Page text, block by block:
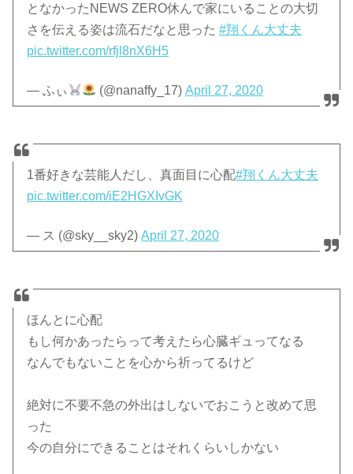
となかったNEWS ZERO休んで家にいることの大切
さを伝える姿は流石だなと思った#翔くん大丈夫
pic.twitter.com/rfjl8nX6H5
— ふぃ (@nanaffy_17) April 27, 2020
1番好きな芸能人だし、真面目に心配#翔くん大丈夫
pic.twitter.com/iE2HGXIvGK
— ス (@sky__sky2)April 27, 2020
ほんとに心配
もし何かあったらって考えたら心臓ギュってなる
なんでもないことを心から祈ってるけど
絶対に不要不急の外出はしないでおこうと改めて思
った
今の自分にできることはそれくらいしかない